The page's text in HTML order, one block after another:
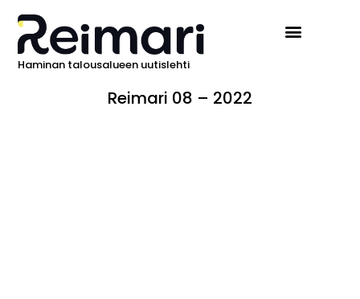
Haminan talousalueen uutislehti
Reimari 08 – 2022